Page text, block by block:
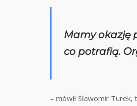
Mamy okazję
co potrafią.
– mówił Sławomir